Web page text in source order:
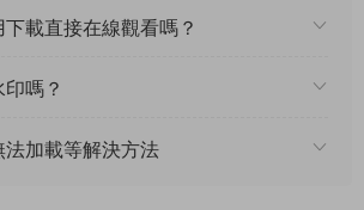
載直接在線觀看嗎？
嗎？
加載等解決方法